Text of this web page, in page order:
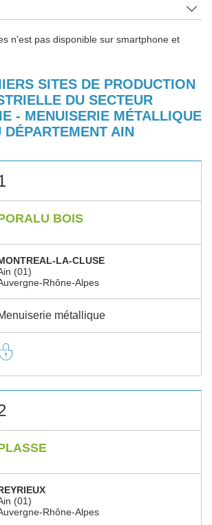
n'est pas disponible sur smartphone et
SITES DE PRODUCTION
DU SECTEUR
- MENUISERIE MÉTALLIQUE
DÉPARTEMENT AIN
BOIS
LA-CLUSE
(01)
Rhône-Alpes
métallique
(01)
Rhône-Alpes